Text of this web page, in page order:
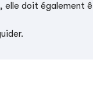
doit également